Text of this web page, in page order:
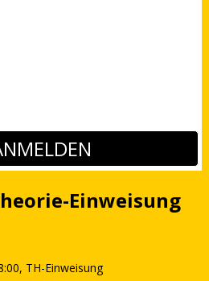
Einweisung
TH-Einweisung